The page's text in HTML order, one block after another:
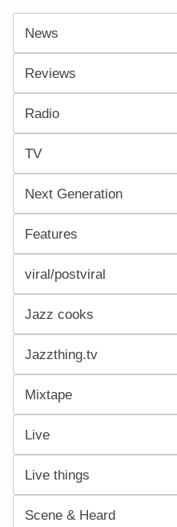
News
Reviews
Radio
TV
Next Generation
Features
viral/postviral
Jazz cooks
Jazzthing.tv
Mixtape
Live
Live things
Scene & Heard